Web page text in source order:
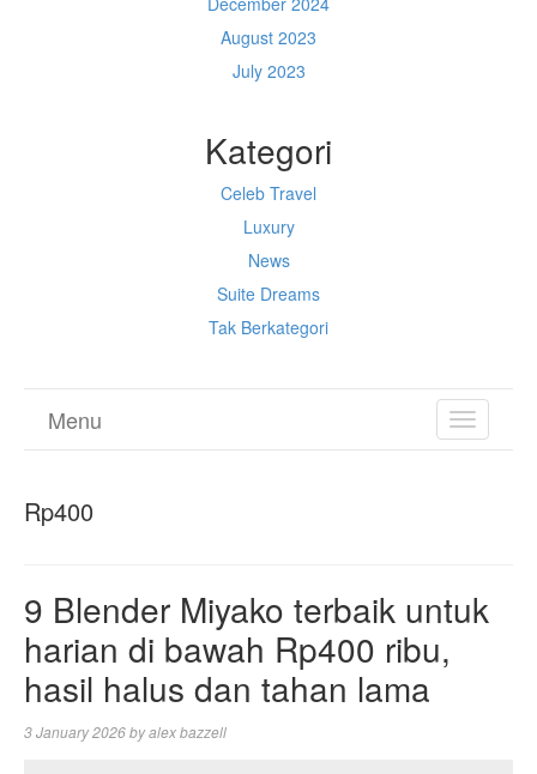
August 2023
July 2023
Kategori
Celeb Travel
Luxury
News
Suite Dreams
Tak Berkategori
TOGGLE
Menu
Rp400
9 Blender Miyako terbaik untuk
harian di bawah Rp400 ribu,
hasil halus dan tahan lama
3 January 2026byalex bazzell